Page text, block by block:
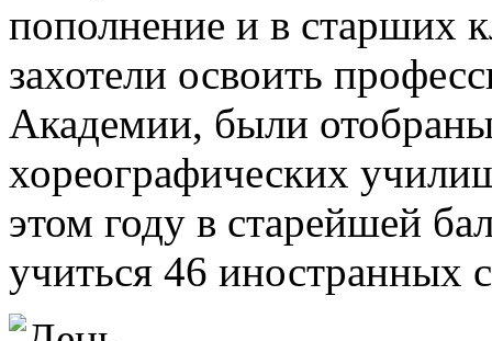
пополнение и в старших
захотели освоить
Академии, были
хореографических
этом году в старейшей
учиться 46 иностранных